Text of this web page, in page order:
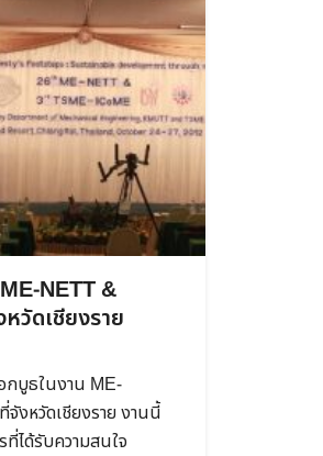
NETT &
วัดเชียงราย
บูธในงาน ME-
งหวัดเชียงราย งานนี้
ที่ได้รับความสนใจ